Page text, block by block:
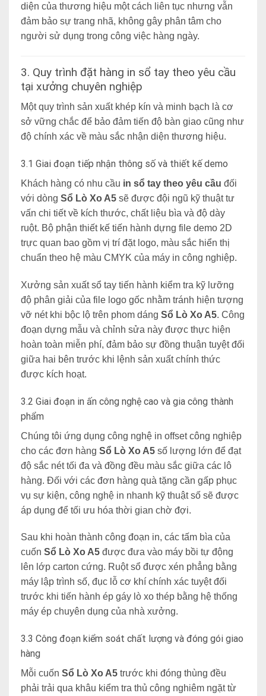
diện của thương hiệu một cách liên tục nhưng vẫn
đảm bảo sự trang nhã, không gây phân tâm cho
người sử dụng trong công việc hàng ngày.
3. Quy trình đặt hàng in sổ tay theo yêu cầu
tại xưởng chuyên nghiệp
Một quy trình sản xuất khép kín và minh bạch là cơ
sở vững chắc để bảo đảm tiến độ bàn giao cũng như
độ chính xác về màu sắc nhận diện thương hiệu.
3.1 Giai đoạn tiếp nhận thông số và thiết kế demo
Khách hàng có nhu cầu in sổ tay theo yêu cầu đối
với dòng Sổ Lò Xo A5 sẽ được đội ngũ kỹ thuật tư
vấn chi tiết về kích thước, chất liệu bìa và độ dày
ruột. Bộ phận thiết kế tiến hành dựng file demo 2D
trực quan bao gồm vị trí đặt logo, màu sắc hiển thị
chuẩn theo hệ màu CMYK của máy in công nghiệp.
Xưởng sản xuất sổ tay tiến hành kiểm tra kỹ lưỡng
độ phân giải của file logo gốc nhằm tránh hiện tượng
vỡ nét khi bộc lộ trên phom dáng Sổ Lò Xo A5. Công
đoạn dựng mẫu và chỉnh sửa này được thực hiện
hoàn toàn miễn phí, đảm bảo sự đồng thuận tuyệt đối
giữa hai bên trước khi lệnh sản xuất chính thức
được kích hoạt.
3.2 Giai đoạn in ấn công nghệ cao và gia công thành
phẩm
Chúng tôi ứng dụng công nghệ in offset công nghiệp
cho các đơn hàng Sổ Lò Xo A5 số lượng lớn để đạt
độ sắc nét tối đa và đồng đều màu sắc giữa các lô
hàng. Đối với các đơn hàng quà tặng cần gấp phục
vụ sự kiện, công nghệ in nhanh kỹ thuật số sẽ được
áp dụng để tối ưu hóa thời gian chờ đợi.
Sau khi hoàn thành công đoạn in, các tấm bìa của
cuốn Sổ Lò Xo A5 được đưa vào máy bồi tự động
lên lớp carton cứng. Ruột sổ được xén phẳng bằng
máy lập trình số, đục lỗ cơ khí chính xác tuyệt đối
trước khi tiến hành ép gáy lò xo thép bằng hệ thống
máy ép chuyên dụng của nhà xưởng.
3.3 Công đoạn kiểm soát chất lượng và đóng gói giao
hàng
Mỗi cuốn Sổ Lò Xo A5 trước khi đóng thùng đều
phải trải qua khâu kiểm tra thủ công nghiêm ngặt từ